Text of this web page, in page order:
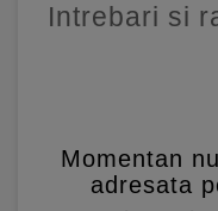
Intrebari si
Momentan
adresata